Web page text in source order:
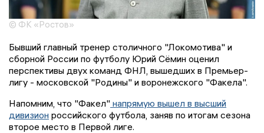
© ФК «Ростов»
Бывший главный тренер столичного "Локомотива" и
сборной России по футболу Юрий Сёмин оценил
перспективы двух команд ФНЛ, вышедших в Премьер-
лигу - московской "Родины" и воронежского "Факела".
Напомним, что "Факел" напрямую вышел в высший
дивизион российского футбола, заняв по итогам сезона
второе место в Первой лиге.